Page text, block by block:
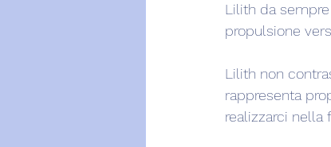
Lilith da
propulsione
Lilith non
rappresenta
realizzarci nella